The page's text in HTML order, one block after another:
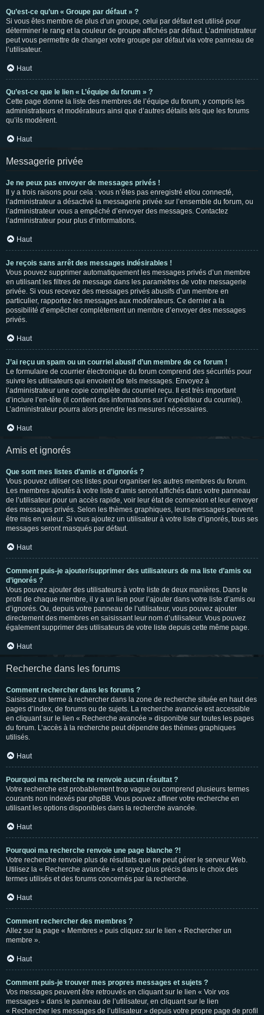
Qu’est-ce qu’un « Groupe par défaut » ?
Si vous êtes membre de plus d’un groupe, celui par défaut est utilisé pour
déterminer le rang et la couleur de groupe affichés par défaut. L’administrateur
peut vous permettre de changer votre groupe par défaut via votre panneau de
l’utilisateur.
Haut
Qu’est-ce que le lien « L’équipe du forum » ?
Cette page donne la liste des membres de l’équipe du forum, y compris les
administrateurs et modérateurs ainsi que d’autres détails tels que les forums
qu’ils modèrent.
Haut
Messagerie privée
Je ne peux pas envoyer de messages privés !
Il y a trois raisons pour cela : vous n’êtes pas enregistré et/ou connecté,
l’administrateur a désactivé la messagerie privée sur l’ensemble du forum, ou
l’administrateur vous a empêché d’envoyer des messages. Contactez
l’administrateur pour plus d’informations.
Haut
Je reçois sans arrêt des messages indésirables !
Vous pouvez supprimer automatiquement les messages privés d’un membre
en utilisant les filtres de message dans les paramètres de votre messagerie
privée. Si vous recevez des messages privés abusifs d’un membre en
particulier, rapportez les messages aux modérateurs. Ce dernier a la
possibilité d’empêcher complètement un membre d’envoyer des messages
privés.
Haut
J’ai reçu un spam ou un courriel abusif d’un membre de ce forum !
Le formulaire de courrier électronique du forum comprend des sécurités pour
suivre les utilisateurs qui envoient de tels messages. Envoyez à
l’administrateur une copie complète du courriel reçu. Il est très important
d’inclure l’en-tête (il contient des informations sur l’expéditeur du courriel).
L’administrateur pourra alors prendre les mesures nécessaires.
Haut
Amis et ignorés
Que sont mes listes d’amis et d’ignorés ?
Vous pouvez utiliser ces listes pour organiser les autres membres du forum.
Les membres ajoutés à votre liste d’amis seront affichés dans votre panneau
de l’utilisateur pour un accès rapide, voir leur état de connexion et leur envoyer
des messages privés. Selon les thèmes graphiques, leurs messages peuvent
être mis en valeur. Si vous ajoutez un utilisateur à votre liste d’ignorés, tous ses
messages seront masqués par défaut.
Haut
Comment puis-je ajouter/supprimer des utilisateurs de ma liste d’amis ou
d’ignorés ?
Vous pouvez ajouter des utilisateurs à votre liste de deux manières. Dans le
profil de chaque membre, il y a un lien pour l’ajouter dans votre liste d’amis ou
d’ignorés. Ou, depuis votre panneau de l’utilisateur, vous pouvez ajouter
directement des membres en saisissant leur nom d’utilisateur. Vous pouvez
également supprimer des utilisateurs de votre liste depuis cette même page.
Haut
Recherche dans les forums
Comment rechercher dans les forums ?
Saisissez un terme à rechercher dans la zone de recherche située en haut des
pages d’index, de forums ou de sujets. La recherche avancée est accessible
en cliquant sur le lien « Recherche avancée » disponible sur toutes les pages
du forum. L’accès à la recherche peut dépendre des thèmes graphiques
utilisés.
Haut
Pourquoi ma recherche ne renvoie aucun résultat ?
Votre recherche est probablement trop vague ou comprend plusieurs termes
courants non indexés par phpBB. Vous pouvez affiner votre recherche en
utilisant les options disponibles dans la recherche avancée.
Haut
Pourquoi ma recherche renvoie une page blanche ?!
Votre recherche renvoie plus de résultats que ne peut gérer le serveur Web.
Utilisez la « Recherche avancée » et soyez plus précis dans le choix des
termes utilisés et des forums concernés par la recherche.
Haut
Comment rechercher des membres ?
Allez sur la page « Membres » puis cliquez sur le lien « Rechercher un
membre ».
Haut
Comment puis-je trouver mes propres messages et sujets ?
Vos messages peuvent être retrouvés en cliquant sur le lien « Voir vos
messages » dans le panneau de l’utilisateur, en cliquant sur le lien
« Rechercher les messages de l’utilisateur » depuis votre propre page de profil